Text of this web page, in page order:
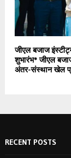
जीएल बजाज
शुभारंभ* जीएल
अंतर-संस्थान खेल
RECENT POSTS